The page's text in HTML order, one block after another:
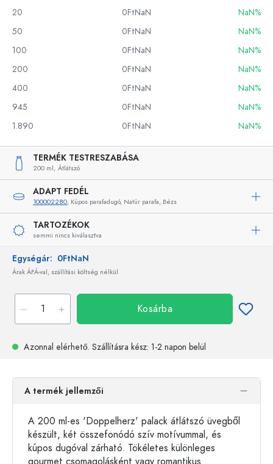
20
0FtNaN
NaN%
50
0FtNaN
NaN%
100
0FtNaN
NaN%
200
0FtNaN
NaN%
400
0FtNaN
NaN%
945
0FtNaN
NaN%
1.890
0FtNaN NaN%
TERMÉK TESTRESZABÁSA
200 ml, Átlátszó
ADAPT FEDÉL
100002280, Kúpos parafadugó, Natúr parafa, Bézs
TARTOZÉKOK
semmi nincs kiválasztva
Egységár: 0FtNaN
Árak ÁFÁ-val, szállítási költség nélkül
Kosárba
Azonnal elérhető. Szállításra kész: 1-2 napon belül
A termék jellemzői
A 200 ml-es 'Doppelherz' palack átlátszó üvegből
készült, két összefonódó szív motívummal, és
kúpos dugóval zárható. Tökéletes különleges